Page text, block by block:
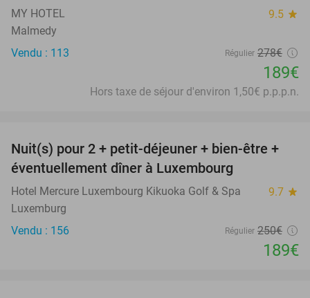
MY HOTEL 9.5 star
Malmedy
Vendu : 113
Régulier 278€
189€
Hors taxe de séjour d'environ 1,50€ p.p.p.n.
24%
Nuit(s) pour 2 + petit-déjeuner + bien-être +
éventuellement dîner à Luxembourg
Hotel Mercure Luxembourg Kikuoka Golf & Spa 9.7 star
Luxemburg
Vendu : 156
Régulier 250€
189€